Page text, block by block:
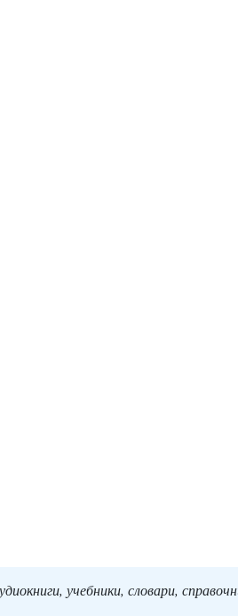
учебники, словари,